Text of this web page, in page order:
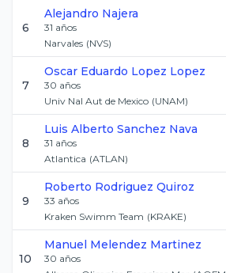
6
Alejandro Najera
31 años
Narvales (NVS)
7
Oscar Eduardo Lopez Lopez
30 años
Univ Nal Aut de Mexico (UNAM)
8
Luis Alberto Sanchez Nava
31 años
Atlantica (ATLAN)
9
Roberto Rodriguez Quiroz
33 años
Kraken Swimm Team (KRAKE)
10
Manuel Melendez Martinez
30 años